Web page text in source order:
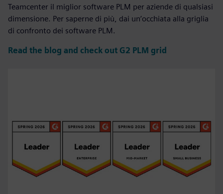
Teamcenter il miglior software PLM per aziende di qualsiasi
dimensione. Per saperne di più, dai un’occhiata alla griglia
di confronto dei software PLM.
Read the blog and check out G2 PLM grid